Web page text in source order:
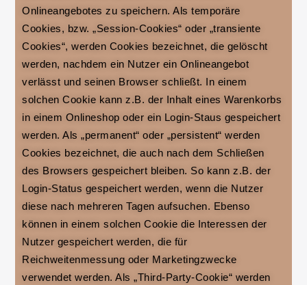
Onlineangebotes zu speichern. Als temporäre
Cookies, bzw. „Session-Cookies“ oder „transiente
Cookies“, werden Cookies bezeichnet, die gelöscht
werden, nachdem ein Nutzer ein Onlineangebot
verlässt und seinen Browser schließt. In einem
solchen Cookie kann z.B. der Inhalt eines Warenkorbs
in einem Onlineshop oder ein Login-Staus gespeichert
werden. Als „permanent“ oder „persistent“ werden
Cookies bezeichnet, die auch nach dem Schließen
des Browsers gespeichert bleiben. So kann z.B. der
Login-Status gespeichert werden, wenn die Nutzer
diese nach mehreren Tagen aufsuchen. Ebenso
können in einem solchen Cookie die Interessen der
Nutzer gespeichert werden, die für
Reichweitenmessung oder Marketingzwecke
verwendet werden. Als „Third-Party-Cookie“ werden